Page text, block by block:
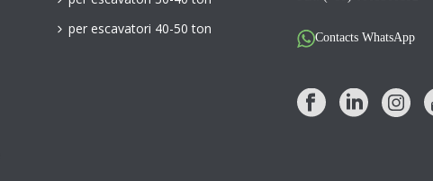
per escavatori 40-50 ton
Contacts WhatsApp